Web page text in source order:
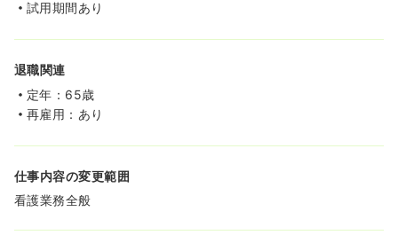
試用期間あり
退職関連
定年：65歳
再雇用：あり
仕事内容の変更範囲
看護業務全般